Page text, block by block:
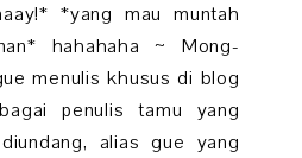
*yang mau muntah
hahahaha ~ Mong-
menulis khusus di blog
penulis tamu yang
alias gue yang